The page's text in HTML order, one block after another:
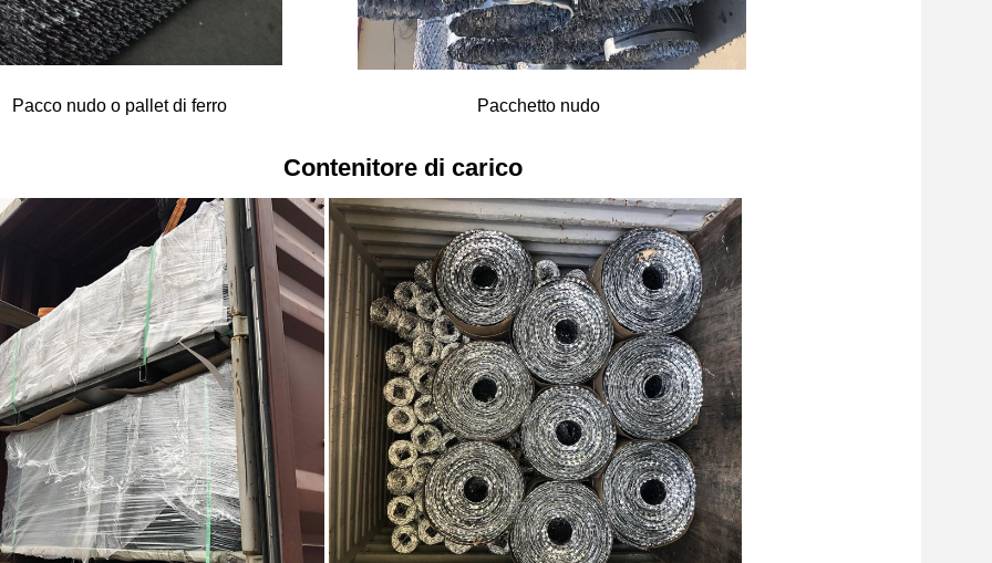
Pacco nudo o pallet di ferro Pacchetto nudo
Contenitore di carico